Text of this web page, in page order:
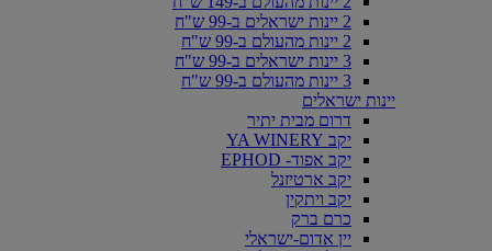
2 יינות ישראלים ב-99 ש"ח
2 יינות מהעולם ב-99 ש"ח
3 יינות ישראלים ב-99 ש"ח
3 יינות מהעולם ב-99 ש"ח
יינות ישראלים
דרום מבית יתיר
יקב YA WINERY
יקב אפוד- EPHOD
יקב ארטיזנל
יקב ויתקין
כרם ברק
יין אדום-ישראלי